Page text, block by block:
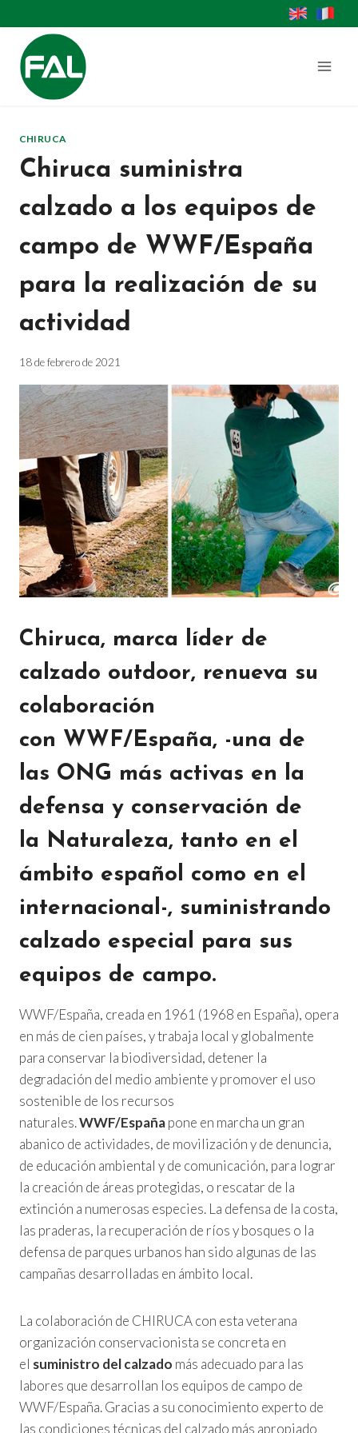
al
contenido
CHIRUCA
Chiruca suministra
calzado a los equipos de
campo de WWF/España
para la realización de su
actividad
18 de febrero de 2021
Chiruca, marca líder de
calzado outdoor, renueva su
colaboración
con WWF/España, -una de
las ONG más activas en la
defensa y conservación de
la Naturaleza, tanto en el
ámbito español como en el
internacional-, suministrando
calzado especial para sus
equipos de campo.
WWF/España, creada en 1961 (1968 en España), opera
en más de cien países, y trabaja local y globalmente
para conservar la biodiversidad, detener la
degradación del medio ambiente y promover el uso
sostenible de los recursos
naturales.WWF/Españapone en marcha un gran
abanico de actividades, de movilización y de denuncia,
de educación ambiental y de comunicación, para lograr
la creación de áreas protegidas, o rescatar de la
extinción a numerosas especies. La defensa de la costa,
las praderas, la recuperación de ríos y bosques o la
defensa de parques urbanos han sido algunas de las
campañas desarrolladas en ámbito local.
La colaboración de CHIRUCA con esta veterana
organización conservacionista se concreta en
el suministro del calzado más adecuado para las
labores que desarrollan los equipos de campo de
WWF/España. Gracias a su conocimiento experto de
las condiciones técnicas del calzado más apropiado